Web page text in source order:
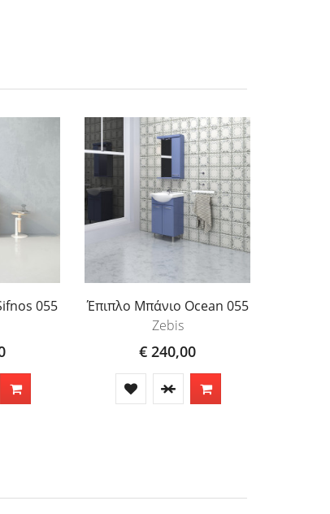
055
Έπιπλο Μπάνιο Ocean 055
Zebis
€ 240,00